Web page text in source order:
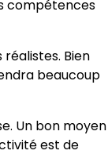
compétences
Bien
beaucoup
Un bon moyen
est de